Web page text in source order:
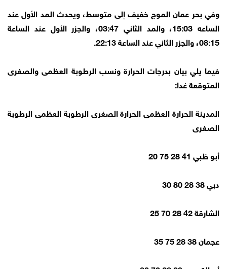
وفي بحر عمان الموج خفيف إلى متوسط، ويحدث المد الأول عند
الساعه 15:03، والمد الثاني 03:47، والجزر الأول عند الساعة
08:15، والجزر الثاني عند الساعة 22:13.
فيما يلي بيان بدرجات الحرارة ونسب الرطوبة العظمى والصغرى
المتوقعة غدا:
المدينة الحرارة العظمى الحرارة الصغرى الرطوبة العظمى الرطوبة
الصغرى
أبو ظبي 41 28 75 20
دبي 38 28 80 30
الشارقة 42 28 70 25
عجمان 38 28 75 35